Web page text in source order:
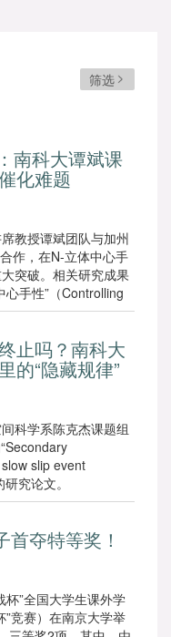
筛选
南科大谭斌课
化难题
教授谭斌团队与加州
作，在N-立体中心手
突破。相关研究成果
心手性”（Controlling
止吗？南科大
的“隐藏规律”
科学系陈克杰课题组
slip event
究论文。
首夺特等奖！
”全国大学生课外学
竞赛）在南京大学举